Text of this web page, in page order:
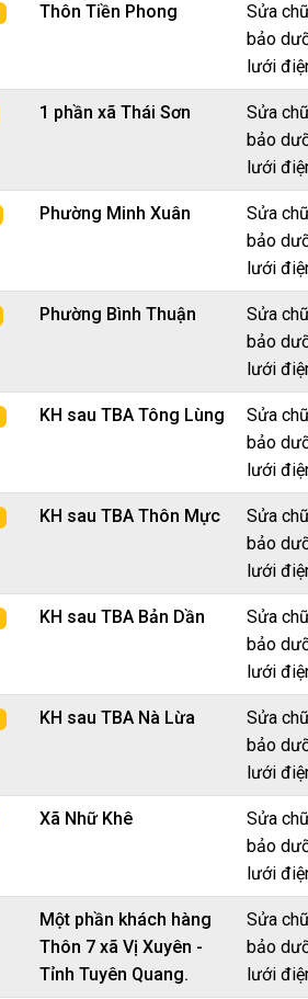
Thôn Tiền Phong
Sửa
bảo
lưới
1 phần xã Thái Sơn
Sửa
bảo
lưới
Phường Minh Xuân
Sửa
bảo
lưới
Phường Bình Thuận
Sửa
bảo
lưới
KH sau TBA Tông Lùng
Sửa
bảo
lưới
KH sau TBA Thôn Mực
Sửa
bảo
lưới
KH sau TBA Bản Dần
Sửa
bảo
lưới
KH sau TBA Nà Lừa
Sửa
bảo
lưới
Xã Nhữ Khê
Sửa
bảo
lưới
Một phần khách hàng
Thôn 7 xã Vị Xuyên -
Tỉnh Tuyên Quang.
Sửa
bảo
lưới